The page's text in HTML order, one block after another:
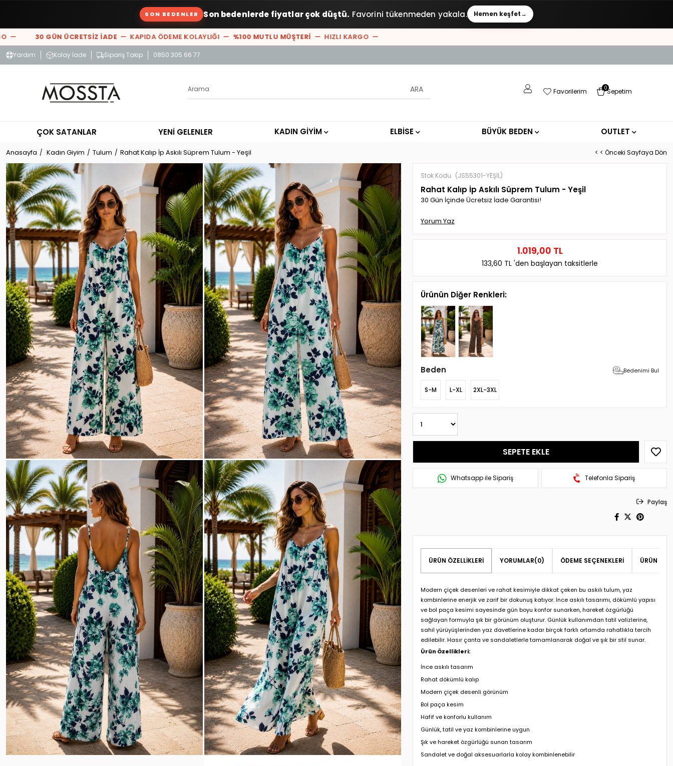
SON BEDENLER Son bedenlerde fiyatlar çok düştü. Favorini tükenmeden yakala. Hemen keşfet→
30 GÜN ÜCRETSİZ İADE— KAPIDA ÖDEME KOLAYLIĞI —%100 MUTLU MÜŞTERİ— HIZLI KARGO —
Yardım Kolay İade Sipariş Takip 0850 305 66 77
Sepetim
0
Favorilerim
ÇOK SATANLAR YENİ GELENLER KADIN GİYİM ELBİSE BÜYÜK BEDEN OUTLET
Anasayfa Kadın Giyim Tulum Rahat Kalıp İp Askılı Süprem Tulum - Yeşil < < Önceki Sayfaya Dön
Stok Kodu (JS55301-YEŞİL)
Rahat Kalıp İp Askılı Süprem Tulum - Yeşil
30 Gün İçinde Ücretsiz İade Garantisi!
Yorum Yaz
1.019,00 TL
133,60 TL 'den başlayan taksitlerle
Ürünün Diğer Renkleri:
Beden Bedenimi Bul
S-M L-XL 2XL-3XL
Whatsapp ile Sipariş Telefonla Sipariş
Paylaş
ÜRÜN ÖZELLIKLERI YORUMLAR(0) ÖDEME SEÇENEKLERI ÜRÜN
Modern çiçek desenleri ve rahat kesimiyle dikkat çeken bu askılı tulum, yaz
kombinlerine enerjik ve zarif bir dokunuş katıyor. İnce askılı tasarımı, dökümlü yapısı
ve bol paça kesimi sayesinde gün boyu konfor sunarken, hareket özgürlüğü
sağlayan formuyla şık bir görünüm oluşturur. Günlük kullanımdan tatil valizlerine,
sahil yürüyüşlerinden yaz davetlerine kadar birçok farklı ortamda rahatlıkla tercih
edilebilir. Hasır çanta ve sandaletlerle tamamlanarak doğal ve şık bir stil sunar.
Ürün Özellikleri:
İnce askılı tasarım
Rahat dökümlü kalıp
Modern çiçek desenli görünüm
Bol paça kesim
Hafif ve konforlu kullanım
Günlük, tatil ve yaz kombinlerine uygun
Şık ve hareket özgürlüğü sunan tasarım
Sandalet ve doğal aksesuarlarla kolay kombinlenebilir